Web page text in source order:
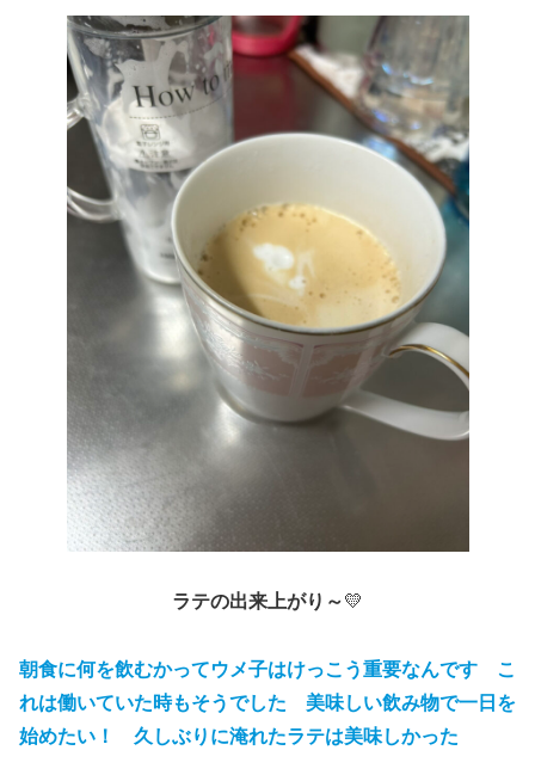
ラテの出来上がり～💛
朝食に何を飲むかってウメ子はけっこう重要なんです こ
れは働いていた時もそうでした 美味しい飲み物で一日を
始めたい！ 久しぶりに淹れたラテは美味しかった